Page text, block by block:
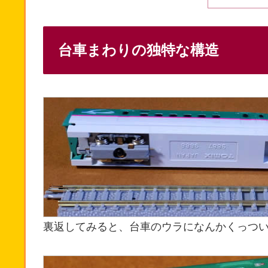
台車まわりの独特な構造
裏返してみると、台車のウラになんかくっつ